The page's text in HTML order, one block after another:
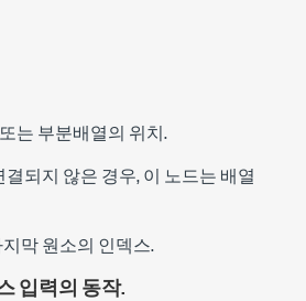
는 부분배열의 위치.
되지 않은 경우, 이 노드는 배열
지막 원소의 인덱스.
입력의 동작.